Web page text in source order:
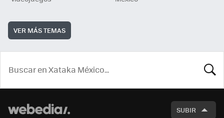
VER MÁS TEMAS
SUBIR